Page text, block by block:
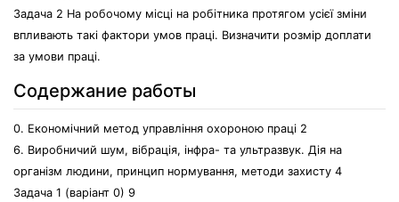
Задача 2 На робочому місці на робітника протягом усієї зміни
впливають такі фактори умов праці. Визначити розмір доплати
за умови праці.
Содержание работы
0. Економічний метод управління охороною праці 2
6. Виробничий шум, вібрація, інфра- та ультразвук. Дія на
організм людини, принцип нормування, методи захисту 4
Задача 1 (варіант 0) 9